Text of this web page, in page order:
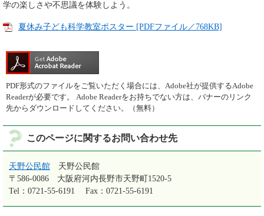
学の楽しさや不思議を体験しよう。
夏休み子ども科学教室ポスター [PDFファイル／768KB]
PDF形式のファイルをご覧いただく場合には、Adobe社が提供するAdobe
Readerが必要です。
Adobe Readerをお持ちでない方は、バナーのリンク
先からダウンロードしてください。（無料）
このページに関するお問い合わせ先
天野公民館
天野公民館
〒586-0086
大阪府河内長野市天野町1520-5
Tel：0721-55-6191
Fax：0721-55-6191